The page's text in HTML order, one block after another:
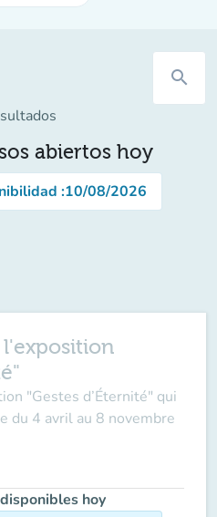
search
abiertos hoy
:10/08/2026
"Gestes d’Éternité" qui
du 4 avril au 8 novembre
hoy